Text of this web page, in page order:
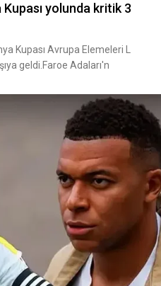
yolunda kritik 3
Kupası Avrupa Elemeleri L
geldi.Faroe Adaları'n